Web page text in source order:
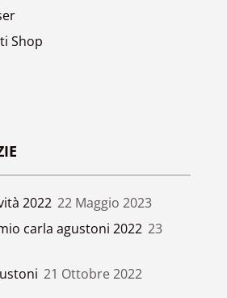
Shop
2022 22 Maggio 2023
carla agustoni 2022 23
21 Ottobre 2022